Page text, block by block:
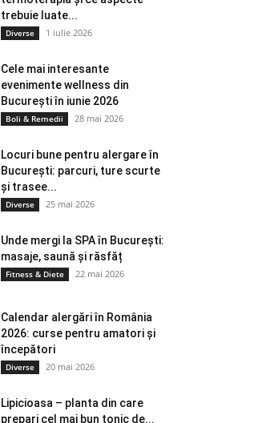
trebuie luate...
Diverse 1 iulie 2026
Cele mai interesante
evenimente wellness din
București în iunie 2026
Boli & Remedii 28 mai 2026
Locuri bune pentru alergare în
București: parcuri, ture scurte
și trasee...
Diverse 25 mai 2026
Unde mergi la SPA în București:
masaje, saună și răsfăț
Fitness & Diete 22 mai 2026
Calendar alergări în România
2026: curse pentru amatori și
începători
Diverse 20 mai 2026
Lipicioasa – planta din care
prepari cel mai bun tonic de...